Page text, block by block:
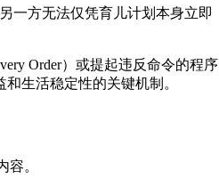
一方无法仅凭育儿计划本身立即
Order）或提起违反命令的程序
生活稳定性的关键机制。
。